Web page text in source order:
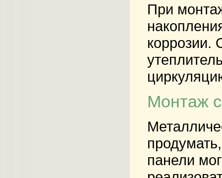
При
коррозии.
Монтаж с
панели